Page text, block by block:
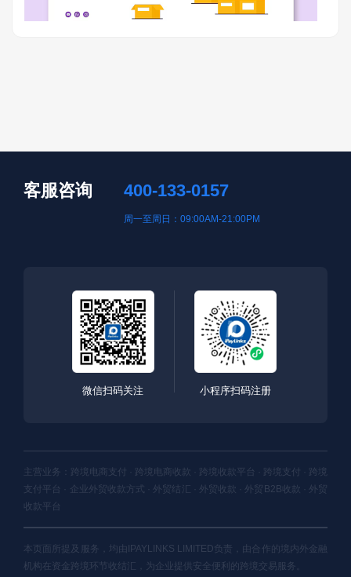
客服咨询 400-133-0157
周一至周日：09:00AM-21:00PM
微信扫码关注 小程序扫码注册
主营业务：跨境电商支付 · 跨境电商收款 · 跨境收款平台 · 跨境支付 · 跨境
支付平台 · 企业外贸收款方式 · 外贸结汇 · 外贸收款 · 外贸B2B收款 · 外贸
收款平台
本页面所提及服务，均由IPAYLINKS LIMITED负责，由合作的境内外金融
机构在资金跨境环节收结汇，为企业提供安全便利的跨境交易服务。